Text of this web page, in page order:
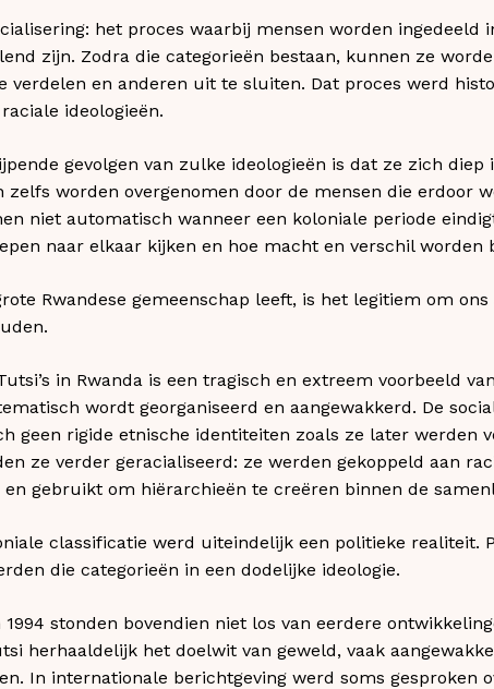
het proces waarbij mensen worden ingedeeld
zijn. Zodra die categorieën bestaan, kunnen ze
verdelen en anderen uit te sluiten. Dat proces werd
ideologieën.
gevolgen van zulke ideologieën is dat ze zich
zelfs worden overgenomen door de mensen die erdoor
niet automatisch wanneer een koloniale periode
naar elkaar kijken en hoe macht en verschil worden
Rwandese gemeenschap leeft, is het legitiem om
in Rwanda is een tragisch en extreem voorbeeld
wordt georganiseerd en aangewakkerd. De
geen rigide etnische identiteiten zoals ze later werden
ze verder geracialiseerd: ze werden gekoppeld aan
gebruikt om hiërarchieën te creëren binnen de
classificatie werd uiteindelijk een politieke realiteit.
die categorieën in een dodelijke ideologie.
1994 stonden bovendien niet los van eerdere
herhaaldelijk het doelwit van geweld, vaak
In internationale berichtgeving werd soms gesproken